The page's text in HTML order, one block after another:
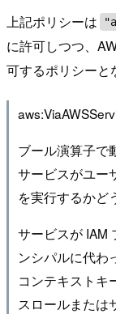
上記ポリシーは
に許可しつつ、
可するポリシーと
ブール演算子で
サービスがユー
を実行するかど
サービスが IAM
ンシパルに代わ
コンテキストキ
スロールまたは